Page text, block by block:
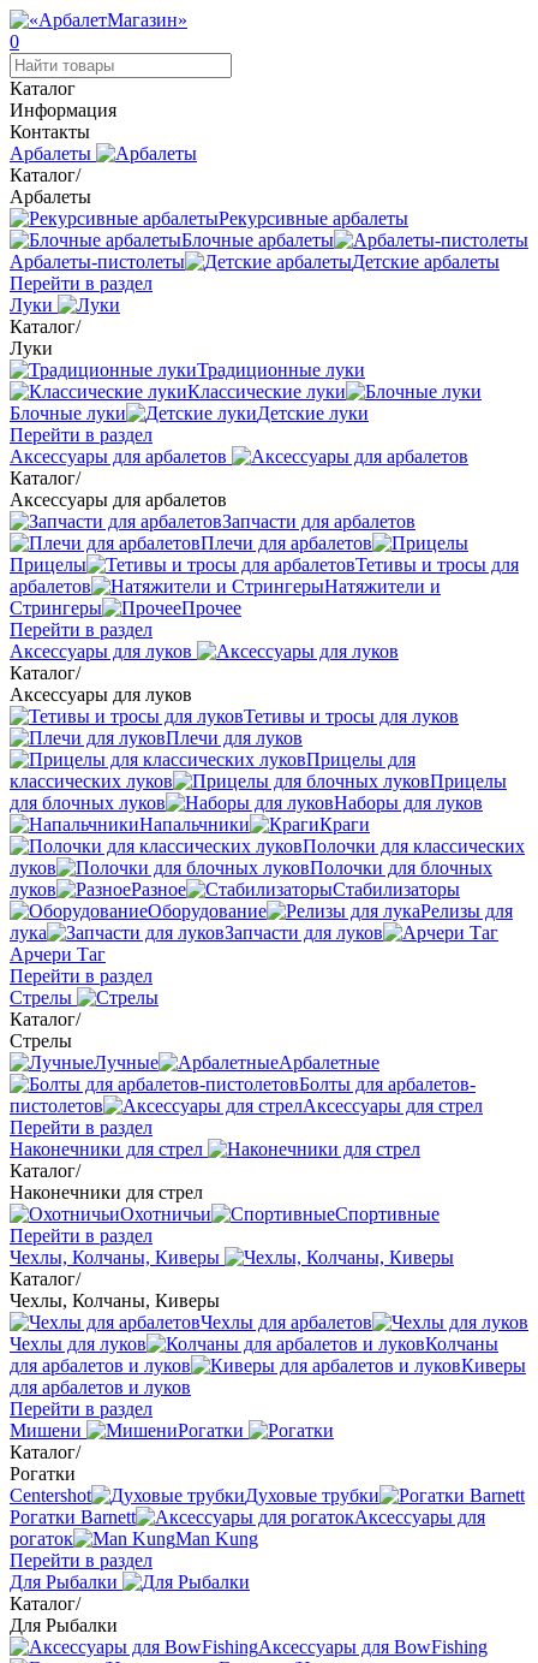
0
Каталог
Информация
Контакты
Арбалеты
Каталог/
Арбалеты
Рекурсивные арбалеты
Блочные арбалеты
Арбалеты-пистолеты
Детские арбалеты
Перейти в раздел
Луки
Каталог/
Луки
Традиционные луки
Классические луки
Блочные луки
Детские луки
Перейти в раздел
Аксессуары для арбалетов
Каталог/
Аксессуары для арбалетов
Запчасти для арбалетов
Плечи для арбалетов
Прицелы
Тетивы и тросы для
арбалетов
Натяжители и
Стрингеры
Прочее
Перейти в раздел
Аксессуары для луков
Каталог/
Аксессуары для луков
Тетивы и тросы для луков
Плечи для луков
Прицелы для
классических луков
Прицелы
для блочных луков
Наборы для луков
Напальчники
Краги
Полочки для классических
луков
Полочки для блочных
луков
Разное
Стабилизаторы
Оборудование
Релизы для
лука
Запчасти для луков
Арчери Таг
Перейти в раздел
Стрелы
Каталог/
Стрелы
Лучные
Арбалетные
Болты для арбалетов-
пистолетов
Аксессуары для стрел
Перейти в раздел
Наконечники для стрел
Каталог/
Наконечники для стрел
Охотничьи
Спортивные
Перейти в раздел
Чехлы, Колчаны, Киверы
Каталог/
Чехлы, Колчаны, Киверы
Чехлы для арбалетов
Чехлы для луков
Колчаны
для арбалетов и луков
Киверы
для арбалетов и луков
Перейти в раздел
Мишени
Рогатки
Каталог/
Рогатки
Centershot
Духовые трубки
Рогатки Barnett
Аксессуары для
рогаток
Man Kung
Перейти в раздел
Для Рыбалки
Каталог/
Для Рыбалки
Аксессуары для BowFishing